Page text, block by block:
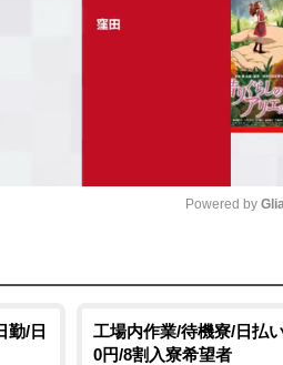
t
Powered by
勤/日
工場内作業/待機寮/日払
0円/8割入寮希望者